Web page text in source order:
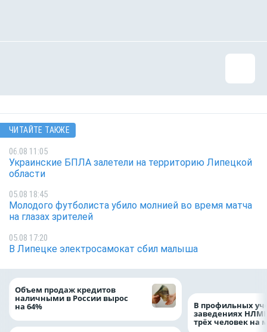
ЧИТАЙТЕ ТАКЖЕ
06.08 11:05
Украинские БПЛА залетели на территорию Липецкой
области
05.08 18:45
Молодого футболиста убило молнией во время матча
на глазах зрителей
05.08 17:20
В Липецке электросамокат сбил малыша
Объем продаж кредитов
наличными в России вырос
на 64% В профильных
заведениях
трёх человек на